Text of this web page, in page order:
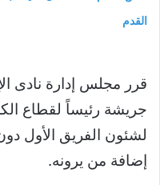
القدم
قرر مجلس إدارة نادى
جريشة رئيساً لقطاع
لشئون الفريق الأول
إضافة من يرونه.